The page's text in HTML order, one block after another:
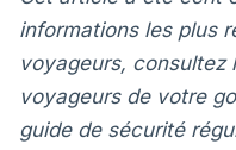
informations les plus
voyageurs, consultez
voyageurs de votre
guide de sécurité